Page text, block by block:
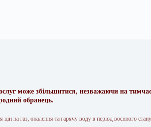
може збільшитися, незважаючи на
обранець.
на газ, опалення та гарячу воду в період воєнного